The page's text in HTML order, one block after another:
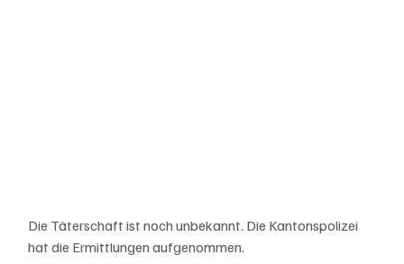
Die Täterschaft ist noch unbekannt. Die Kantonspolizei
hat die Ermittlungen aufgenommen.